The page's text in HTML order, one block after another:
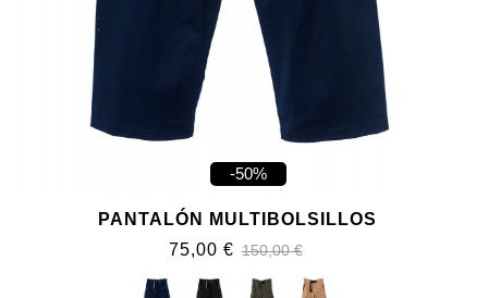
-50%
PANTALÓN MULTIBOLSILLOS
75,00 € 150,00 €